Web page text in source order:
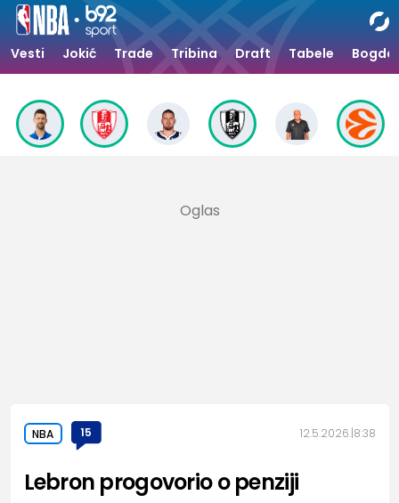
Vesti Jokić Trade Tribina Draft Tabele
NBA 15 12.5.2026. 8:38
Lebron progovorio o penziji